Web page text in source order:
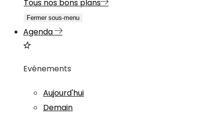
Tous nos bons plans
Fermer sous-menu
Agenda
Evénements
Aujourd'hui
Demain